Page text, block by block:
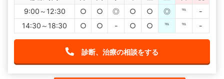
9:00～12:30
○ ○ ◎ ○ ○ ◎ ℡
-
14:30～18:30
○ ○ - ○ ○ ℡ ℡ -
診断、治療の相談をする